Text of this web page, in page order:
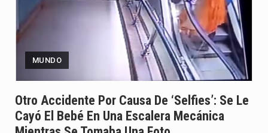
MUNDO
Otro Accidente Por Causa De ‘selfies’: Se Le
Cayó El Bebé En Una Escalera Mecánica